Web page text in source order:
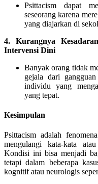
Psittacism dapat
seseorang karena
yang diajarkan di
4. Kurangnya
Intervensi Dini
Banyak orang tidak
gejala dari
individu yang
yang tepat.
Kesimpulan
Psittacism adalah
mengulangi kata-kata
Kondisi ini bisa menjadi
tetapi dalam beberapa
kognitif atau neurologis